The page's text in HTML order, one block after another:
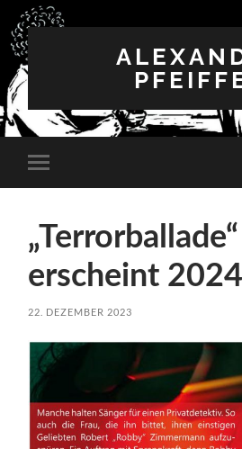
Mobile-
Menü
„Terrorballade“
erscheint 2024
22. DEZEMBER 2023